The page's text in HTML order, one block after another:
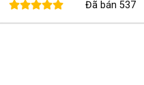
tại
Đã bán 537